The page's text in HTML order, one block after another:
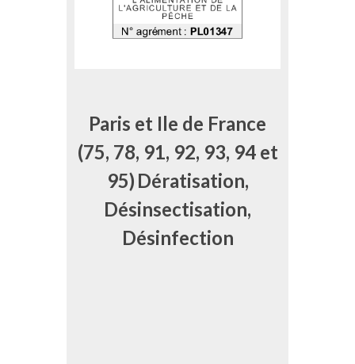
Paris et Ile de France
(75, 78, 91, 92, 93, 94 et
95) Dératisation,
Désinsectisation,
Désinfection